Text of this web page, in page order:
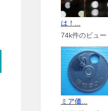
は！...
74k件のビュー
ミア価...